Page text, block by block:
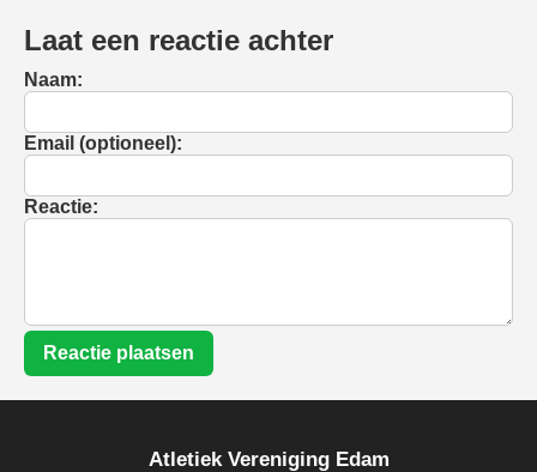
Laat een reactie achter
Naam:
Email (optioneel):
Reactie:
Reactie plaatsen
Atletiek Vereniging Edam